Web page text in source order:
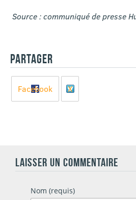
Source : communiqué de presse
PARTAGER
Facebook
X
LAISSER UN COMMENTAIRE
Nom (requis)